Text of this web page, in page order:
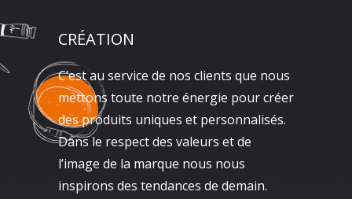
CRÉATION
C’est au service de nos clients que nous
mettons toute notre énergie pour créer
des produits uniques et personnalisés.
Dans le respect des valeurs et de
l’image de la marque nous nous
inspirons des tendances de demain.